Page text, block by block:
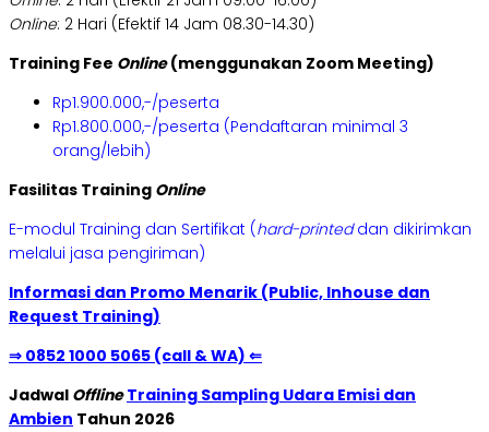
Online: 2 Hari (Efektif 14 Jam 08.30-14.30)
Training Fee Online(menggunakan Zoom Meeting)
Rp1.900.000,-/peserta
Rp1.800.000,-/peserta (Pendaftaran minimal 3
orang/lebih)
Fasilitas Training Online
E-modul Training dan Sertifikat (hard-printeddan dikirimkan
melalui jasa pengiriman)
Informasi dan Promo Menarik (Public, Inhouse dan
Request Training)
⇒ 0852 1000 5065 (call & WA) ⇐
Jadwal OfflineTraining Sampling Udara Emisi dan
Ambien Tahun 2026